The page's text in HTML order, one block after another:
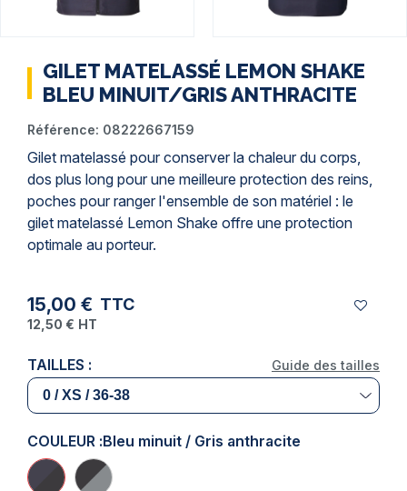
GILET MATELASSÉ LEMON SHAKE
BLEU MINUIT/GRIS ANTHRACITE
Référence: 08222667159
Gilet matelassé pour conserver la chaleur du corps,
dos plus long pour une meilleure protection des reins,
poches pour ranger l'ensemble de son matériel : le
gilet matelassé Lemon Shake offre une protection
optimale au porteur.
15,00 € TTC
12,50 € HT
Guide des tailles
TAILLES :
COULEUR :Bleu minuit / Gris anthracite